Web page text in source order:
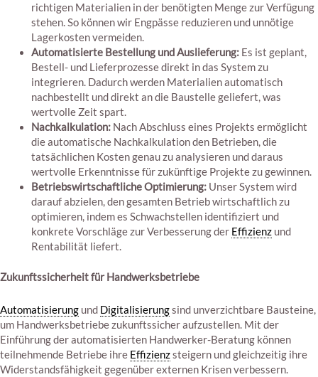
richtigen Materialien in der benötigten Menge zur Verfügung
stehen. So können wir Engpässe reduzieren und unnötige
Lagerkosten vermeiden.
Automatisierte Bestellung und Auslieferung: Es ist geplant,
Bestell- und Lieferprozesse direkt in das System zu
integrieren. Dadurch werden Materialien automatisch
nachbestellt und direkt an die Baustelle geliefert, was
wertvolle Zeit spart.
Nachkalkulation: Nach Abschluss eines Projekts ermöglicht
die automatische Nachkalkulation den Betrieben, die
tatsächlichen Kosten genau zu analysieren und daraus
wertvolle Erkenntnisse für zukünftige Projekte zu gewinnen.
Betriebswirtschaftliche Optimierung:Unser System wird
darauf abzielen, den gesamten Betrieb wirtschaftlich zu
optimieren, indem es Schwachstellen identifiziert und
konkrete Vorschläge zur Verbesserung der Effizienzund
Rentabilität liefert.
Zukunftssicherheit für Handwerksbetriebe
Automatisierung und Digitalisierungsind unverzichtbare Bausteine,
um Handwerksbetriebe zukunftssicher aufzustellen. Mit der
Einführung der automatisierten Handwerker-Beratung können
teilnehmende Betriebe ihre Effizienzsteigern und gleichzeitig ihre
Widerstandsfähigkeit gegenüber externen Krisen verbessern.